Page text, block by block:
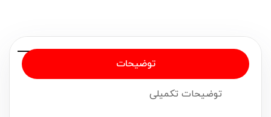
توضیحات
توضیحات تکمیلی